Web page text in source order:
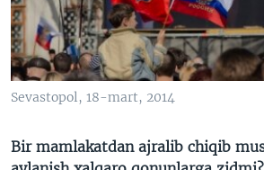
VIDEO
XABARLAR SURATLARDA
ODNOKLASSNIKI
TELEGRAM
TWITTER
Sevastopol, 18-mart, 2014
Bir mamlakatdan ajralib chiqib